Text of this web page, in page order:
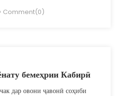
Comment(0)
бемеҳрии Кабирӣ
дар овони ҷавонӣ соҳиби